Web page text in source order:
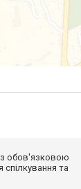
з обов'язковою
та